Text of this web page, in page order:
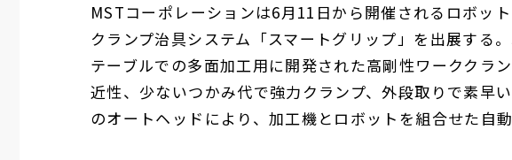
MSTコーポレーションは6月 11 日から開催されるロボッ
クランプ治具システム「スマートグリップ」を出展する。
テーブルでの多面加工用に開発された高剛性ワーククラ
近性、少ないつかみ代で強力クランプ、外段取りで素早
のオートヘッドにより、加工機とロボットを組合せた自